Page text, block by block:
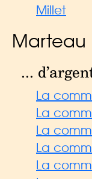
Millet
Marteau
...
La
La
La
La
La